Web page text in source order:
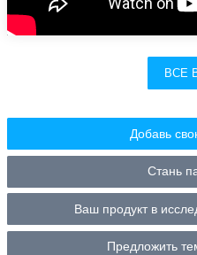
ВСЕ
Добавь
Стань
Ваш продукт в
Предложить